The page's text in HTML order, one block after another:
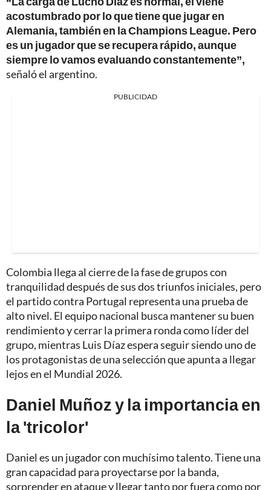
acostumbrado por lo que tiene que jugar en
Alemania, también en la Champions League. Pero
es un jugador que se recupera rápido, aunque
siempre lo vamos evaluando constantemente”,
señaló el argentino.
PUBLICIDAD
Colombia llega al cierre de la fase de grupos con
tranquilidad después de sus dos triunfos iniciales, pero
el partido contra Portugal representa una prueba de
alto nivel. El equipo nacional busca mantener su buen
rendimiento y cerrar la primera ronda como líder del
grupo, mientras Luis Díaz espera seguir siendo uno de
los protagonistas de una selección que apunta a llegar
lejos en el Mundial 2026.
Daniel Muñoz y la importancia en
la 'tricolor'
Daniel es un jugador con muchísimo talento. Tiene una
gran capacidad para proyectarse por la banda,
sorprender en ataque y llegar tanto por fuera como por